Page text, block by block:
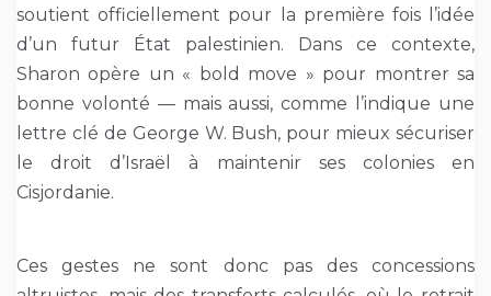
soutient officiellement pour la première fois l’idée
d’un futur État palestinien. Dans ce contexte,
Sharon opère un « bold move » pour montrer sa
bonne volonté — mais aussi, comme l’indique une
lettre clé de George W. Bush, pour mieux sécuriser
le droit d’Israël à maintenir ses colonies en
Cisjordanie.
Ces gestes ne sont donc pas des concessions